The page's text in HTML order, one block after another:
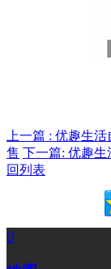
上一篇 : 优趣生
售 下一篇: 优趣生
回列表
